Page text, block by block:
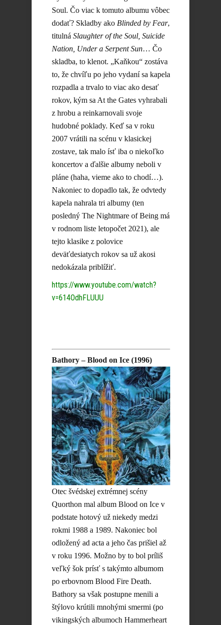
Soul. Čo viac k tomuto albumu vôbec
dodať? Skladby ako Blinded by Fear,
titulná Slaughter of the Soul, Suicide
Nation, Under a Serpent Sun… Čo
skladba, to klenot. „Kaňkou“ zostáva
to, že chvíľu po jeho vydaní sa kapela
rozpadla a trvalo to viac ako desať
rokov, kým sa At the Gates vyhrabali
z hrobu a reinkarnovali svoje
hudobné poklady. Keď sa v roku
2007 vrátili na scénu v klasickej
zostave, tak malo ísť iba o niekoľko
koncertov a ďalšie albumy neboli v
pláne (haha, vieme ako to chodí…).
Nakoniec to dopadlo tak, že odvtedy
kapela nahrala tri albumy (ten
posledný The Nightmare of Being má
v rodnom liste letopočet 2021), ale
tejto klasike z polovice
deväťdesiatych rokov sa už akosi
nedokázala priblížiť.
https://www.youtube.com/watch?
v=614OdhFLUUU
Bathory – Blood on Ice (1996)
Otec švédskej extrémnej scény
Quorthon mal album Blood on Ice v
podstate hotový už niekedy medzi
rokmi 1988 a 1989. Nakoniec bol
odložený ad acta a jeho čas prišiel až
v roku 1996. Možno by to bol príliš
veľký šok prísť s takýmto albumom
po erbovnom Blood Fire Death.
Bathory sa však postupne menili a
štýlovo krútili mnohými smermi (po
vikingských albumoch Hammerheart